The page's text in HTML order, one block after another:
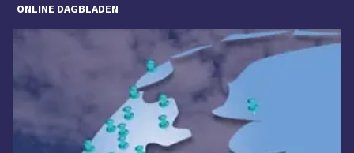
ONLINE DAGBLADEN